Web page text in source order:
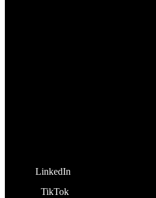
LinkedIn
TikTok